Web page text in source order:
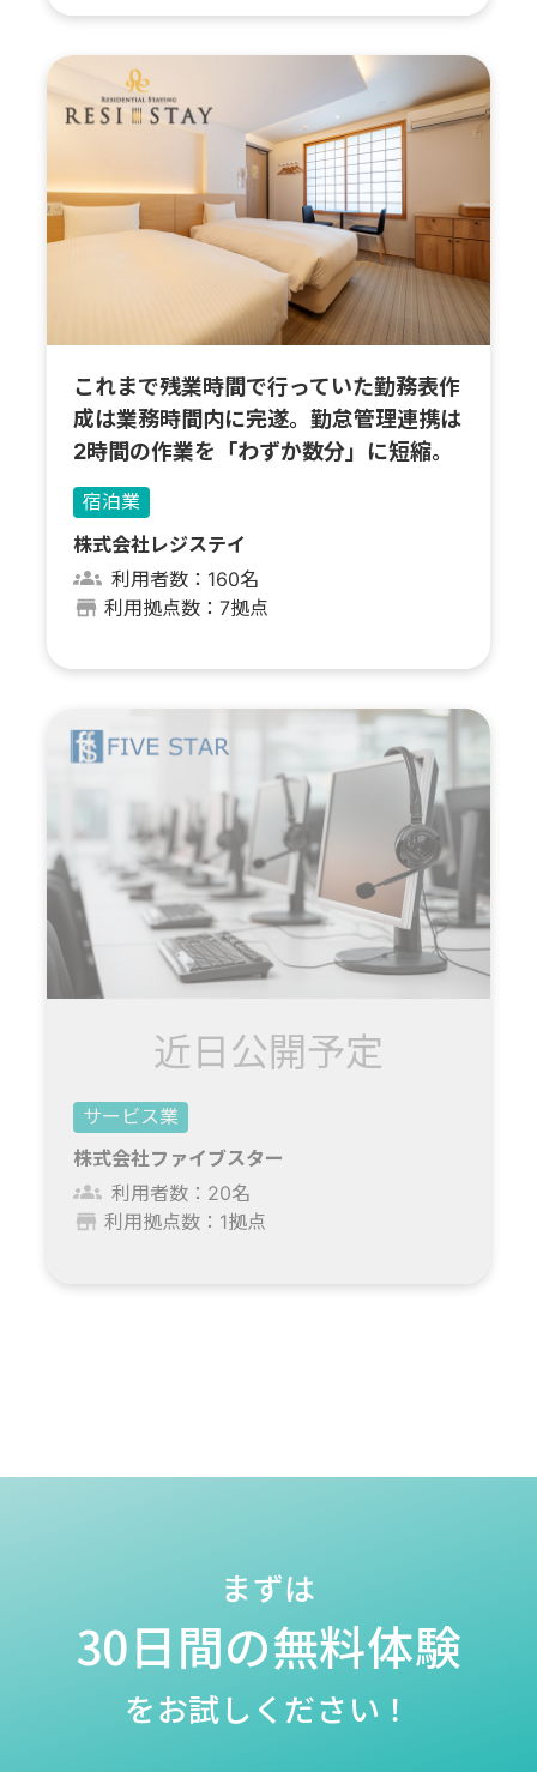
これまで残業時間で行っていた勤務表作
成は業務時間内に完遂。勤怠管理連携は
2時間の作業を「わずか数分」に短縮。
宿泊業
株式会社レジステイ
利用者数：160名
利用拠点数：7拠点
近日公開予定
サービス業
株式会社ファイブスター
利用者数：20名
利用拠点数：1拠点
まずは
30日間の無料体験
をお試しください！